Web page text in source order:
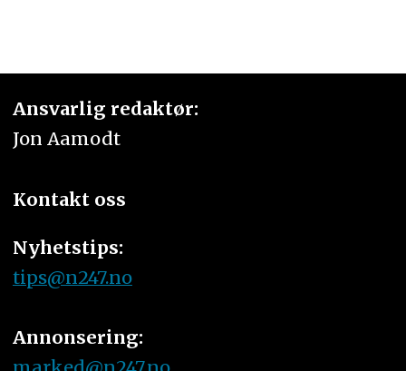
Ansvarlig redaktør:
Jon Aamodt
Kontakt oss
Nyhetstips:
tips@n247.no
Annonsering: